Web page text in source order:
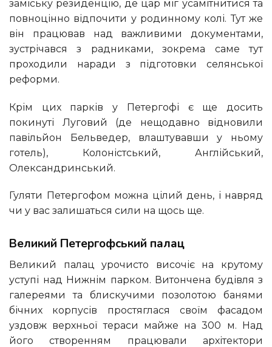
заміську резиденцію, де цар міг усамітнитися та
повноцінно відпочити у родинному колі. Тут же
він працював над важливими документами,
зустрічався з радниками, зокрема саме тут
проходили наради з підготовки селянської
реформи.
Крім цих парків у Петергофі є ще досить
покинуті Луговий (де нещодавно відновили
павільйон Бельведер, влаштувавши у ньому
готель), Колоністський, Англійський,
Олександринський.
Гуляти Петергофом можна цілий день, і навряд
чи у вас залишаться сили на щось ще.
Великий Петергофський палац
Великий палац урочисто височіє на крутому
уступі над Нижнім парком. Витончена будівля з
галереями та блискучими позолотою банями
бічних корпусів простяглася своїм фасадом
уздовж верхньої тераси майже на 300 м. Над
його створенням працювали архітектори